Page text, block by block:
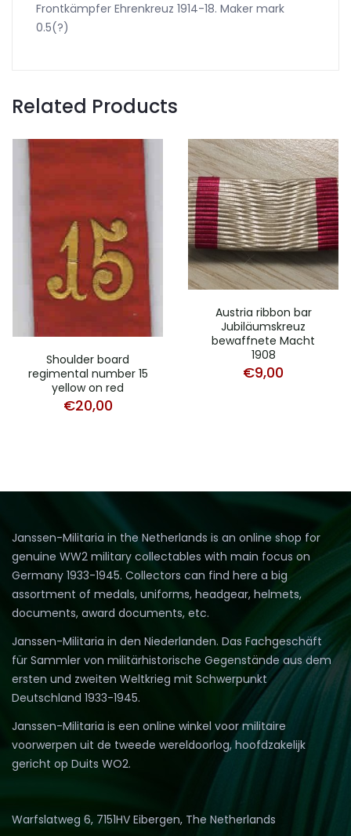
Frontkämpfer Ehrenkreuz 1914-18. Maker mark
0.5(?)
Related Products
Shoulder board
regimental number 15
yellow on red
€20,00
Austria ribbon bar
Jubiläumskreuz
bewaffnete Macht
1908
€9,00
Janssen-Militaria in the Netherlands is an online shop for
genuine WW2 military collectables with main focus on
Germany 1933-1945. Collectors can find here a big
assortment of medals, uniforms, headgear, helmets,
documents, award documents, etc.
Janssen-Militaria in den Niederlanden. Das Fachgeschäft
für Sammler von militärhistorische Gegenstände aus dem
ersten und zweiten Weltkrieg mit Schwerpunkt
Deutschland 1933-1945.
Janssen-Militaria is een online winkel voor militaire
voorwerpen uit de tweede wereldoorlog, hoofdzakelijk
gericht op Duits WO2.
Warfslatweg 6, 7151HV Eibergen, The Netherlands